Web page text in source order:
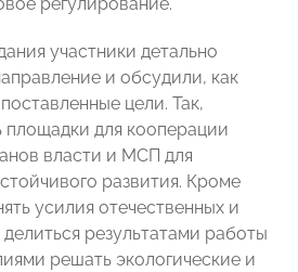
участники детально
и обсудили, как
цели. Так,
площадки для кооперации
власти и МСП для
развития. Кроме
усилия отечественных и
результатами работы
решать экологические и